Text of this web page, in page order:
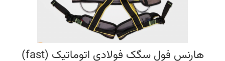
هارنس فول سگک فولادی اتوماتیک (fast)